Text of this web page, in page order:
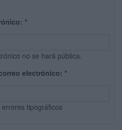
*
no se hará pública.
electrónico: *
tipográficos